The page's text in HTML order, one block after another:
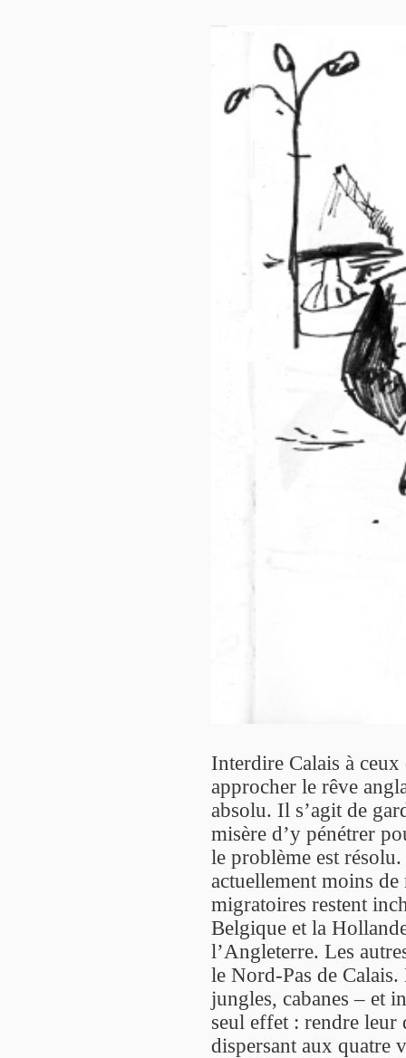
Interdire Calais à
approcher le rêve
absolu. Il s’agit de
misère d’y pénétrer
le problème est
actuellement moins
migratoires restent
Belgique et la
l’Angleterre. Les
le Nord-Pas de
jungles, cabanes – et
seul effet : rendre
dispersant aux quatre